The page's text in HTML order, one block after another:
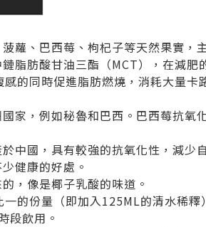
蘿、巴西莓、枸杞子等天然果實，
脂肪酸甘油三酯（MCT），在減
的同時促進脂肪燃燒，消耗大量
家，例如秘魯和巴西。巴西莓抗氧
中國，具有較強的抗氧化性，減少
健康的好處。
，像是椰子乳酸的味道。
的份量（即加入125ML的清水稀
段飲用。